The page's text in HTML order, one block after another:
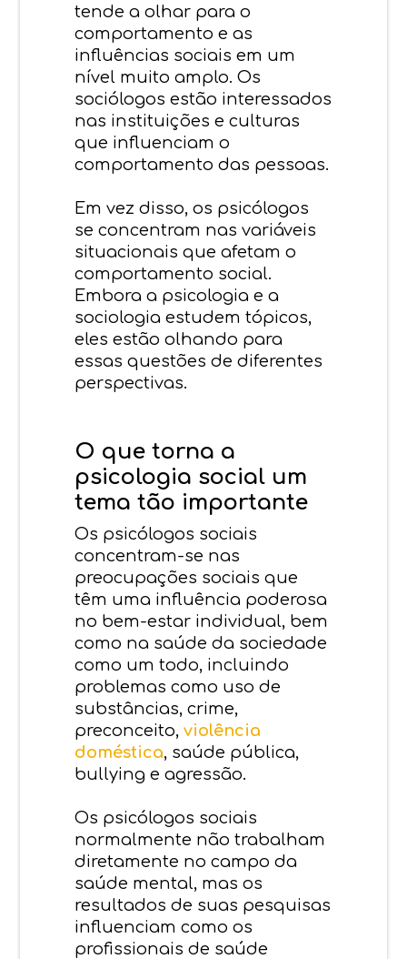
tende a olhar para o
comportamento e as
influências sociais em um
nível muito amplo. Os
sociólogos estão interessados
nas instituições e culturas
que influenciam o
comportamento das pessoas.
Em vez disso, os psicólogos
se concentram nas variáveis
situacionais que afetam o
comportamento social.
Embora a psicologia e a
sociologia estudem tópicos,
eles estão olhando para
essas questões de diferentes
perspectivas.
O que torna a
psicologia social um
tema tão importante
Os psicólogos sociais
concentram-se nas
preocupações sociais que
têm uma influência poderosa
no bem-estar individual, bem
como na saúde da sociedade
como um todo, incluindo
problemas como uso de
substâncias, crime,
preconceito,violência
doméstica, saúde pública,
bullying e agressão.
Os psicólogos sociais
normalmente não trabalham
diretamente no campo da
saúde mental, mas os
resultados de suas pesquisas
influenciam como os
profissionais de saúde